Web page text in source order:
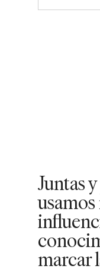
Juntas
marcar